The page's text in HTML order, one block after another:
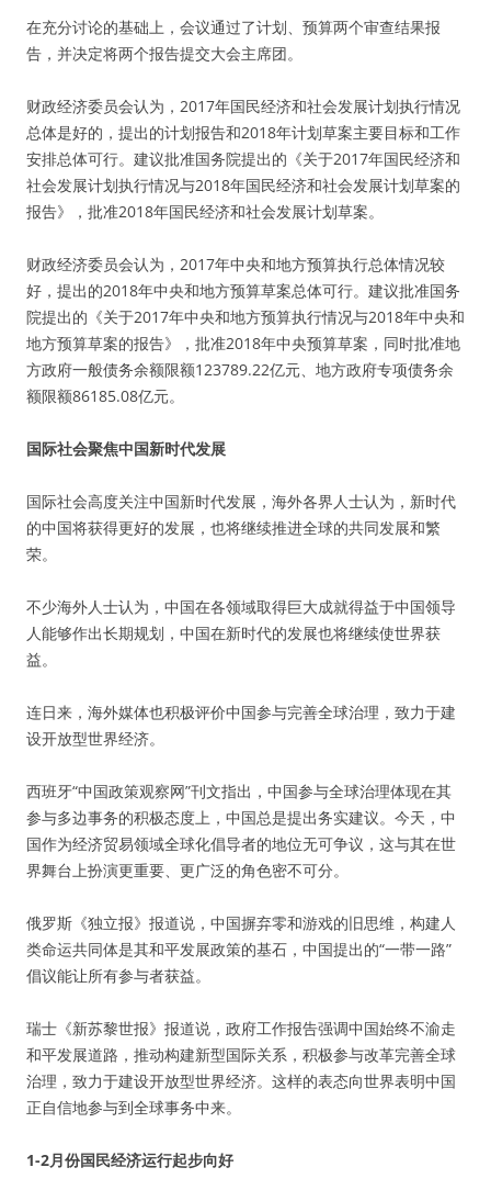
在充分讨论的基础上，会议通过了计划、预算两个审查结果报
告，并决定将两个报告提交大会主席团。
财政经济委员会认为，2017年国民经济和社会发展计划执行情况
总体是好的，提出的计划报告和2018年计划草案主要目标和工作
安排总体可行。建议批准国务院提出的《关于2017年国民经济和
社会发展计划执行情况与2018年国民经济和社会发展计划草案的
报告》，批准2018年国民经济和社会发展计划草案。
财政经济委员会认为，2017年中央和地方预算执行总体情况较
好，提出的2018年中央和地方预算草案总体可行。建议批准国务
院提出的《关于2017年中央和地方预算执行情况与2018年中央和
地方预算草案的报告》，批准2018年中央预算草案，同时批准地
方政府一般债务余额限额123789.22亿元、地方政府专项债务余
额限额86185.08亿元。
国际社会聚焦中国新时代发展
国际社会高度关注中国新时代发展，海外各界人士认为，新时代
的中国将获得更好的发展，也将继续推进全球的共同发展和繁
荣。
不少海外人士认为，中国在各领域取得巨大成就得益于中国领导
人能够作出长期规划，中国在新时代的发展也将继续使世界获
益。
连日来，海外媒体也积极评价中国参与完善全球治理，致力于建
设开放型世界经济。
西班牙“中国政策观察网”刊文指出，中国参与全球治理体现在其
参与多边事务的积极态度上，中国总是提出务实建议。今天，中
国作为经济贸易领域全球化倡导者的地位无可争议，这与其在世
界舞台上扮演更重要、更广泛的角色密不可分。
俄罗斯《独立报》报道说，中国摒弃零和游戏的旧思维，构建人
类命运共同体是其和平发展政策的基石，中国提出的“一带一路”
倡议能让所有参与者获益。
瑞士《新苏黎世报》报道说，政府工作报告强调中国始终不渝走
和平发展道路，推动构建新型国际关系，积极参与改革完善全球
治理，致力于建设开放型世界经济。这样的表态向世界表明中国
正自信地参与到全球事务中来。
1-2月份国民经济运行起步向好